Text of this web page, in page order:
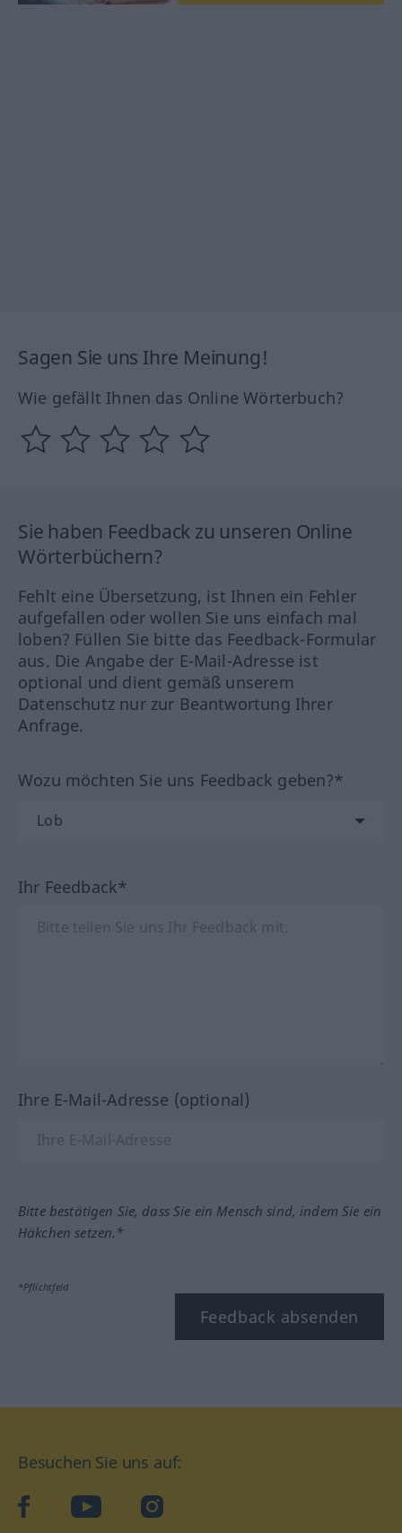
Sagen Sie uns Ihre Meinung!
Wie gefällt Ihnen das Online Wörterbuch?
Sie haben Feedback zu unseren Online
Wörterbüchern?
Fehlt eine Übersetzung, ist Ihnen ein Fehler
aufgefallen oder wollen Sie uns einfach mal
loben? Füllen Sie bitte das Feedback-Formular
aus. Die Angabe der E-Mail-Adresse ist
optional und dient gemäß unserem
Datenschutz nur zur Beantwortung Ihrer
Anfrage.
Wozu möchten Sie uns Feedback geben?*
Ihr Feedback*
Ihre E-Mail-Adresse (optional)
Bitte bestätigen Sie, dass Sie ein Mensch sind, indem Sie ein
Häkchen setzen.*
*Pflichtfeld
Feedback absenden
Besuchen Sie uns auf:
facebookYouTube Instagram